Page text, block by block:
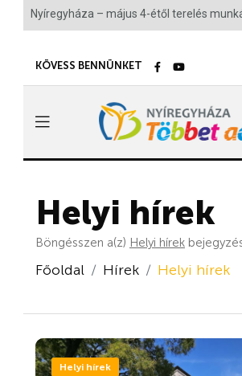
Nyíregyháza – május 4-étől terelés